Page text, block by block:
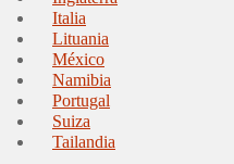
Italia
Lituania
México
Namibia
Portugal
Suiza
Tailandia